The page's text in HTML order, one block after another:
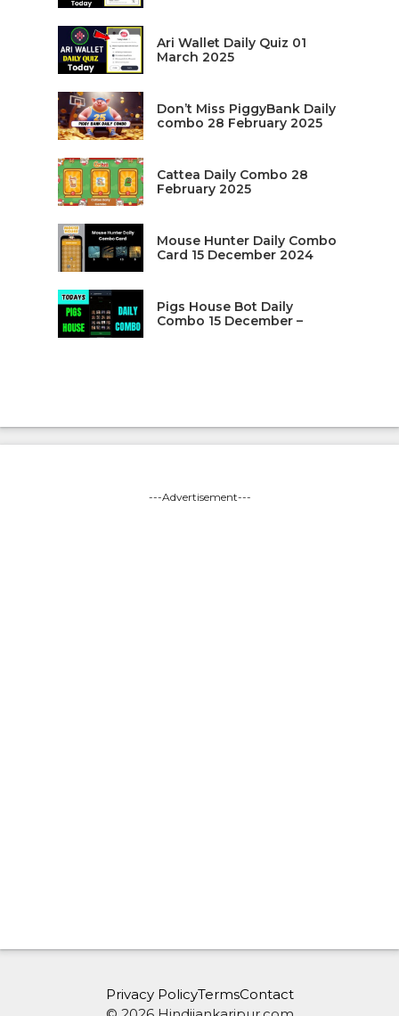
Ari Wallet Daily Quiz 01
March 2025
Don’t Miss PiggyBank Daily
combo 28 February 2025
Cattea Daily Combo 28
February 2025
Mouse Hunter Daily Combo
Card 15 December 2024
Pigs House Bot Daily
Combo 15 December –
---Advertisement---
Privacy PolicyTermsContact